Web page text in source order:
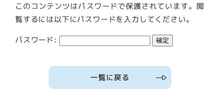
このコンテンツはパスワードで保護されています。閲
覧するには以下にパスワードを入力してください。
パスワード:
一覧に戻る